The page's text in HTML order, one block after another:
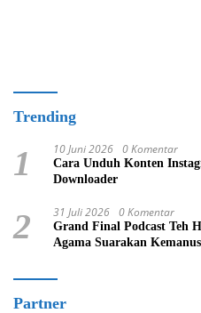
Trending
1 10 Juni 2026 0 Komentar
Cara Unduh Konten
Downloader
2 31 Juli 2026 0 Komentar
Grand Final Podcast Teh
Agama Suarakan
Partner